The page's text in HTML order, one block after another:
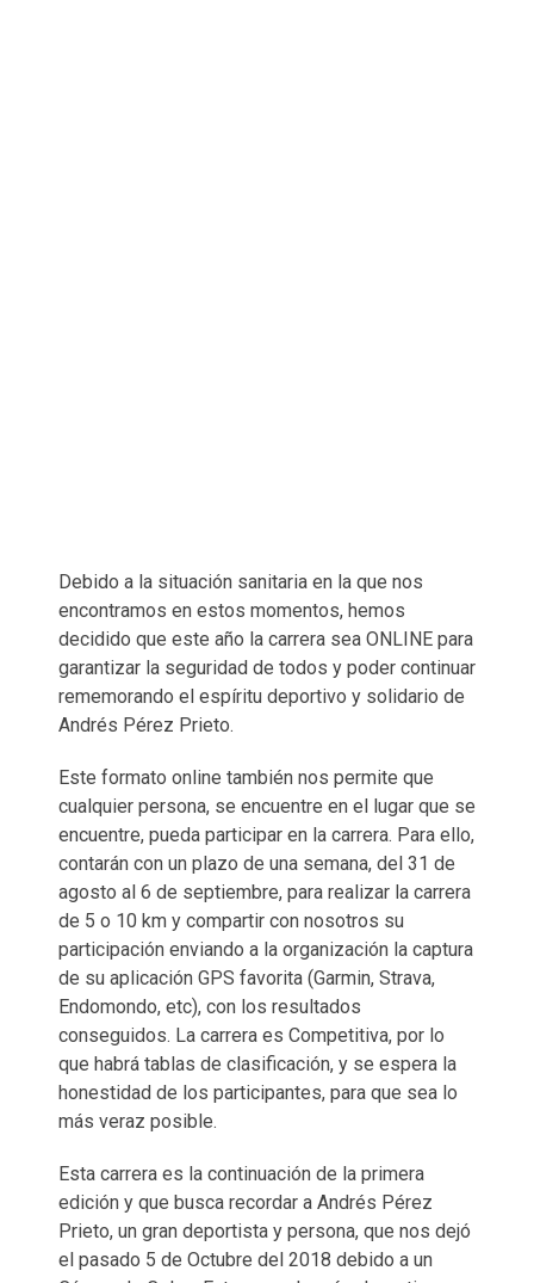
Debido a la situación sanitaria en la que nos
encontramos en estos momentos, hemos
decidido que este año la carrera sea ONLINE para
garantizar la seguridad de todos y poder continuar
rememorando el espíritu deportivo y solidario de
Andrés Pérez Prieto.
Este formato online también nos permite que
cualquier persona, se encuentre en el lugar que se
encuentre, pueda participar en la carrera. Para ello,
contarán con un plazo de una semana, del 31 de
agosto al 6 de septiembre, para realizar la carrera
de 5 o 10 km y compartir con nosotros su
participación enviando a la organización la captura
de su aplicación GPS favorita (Garmin, Strava,
Endomondo, etc), con los resultados
conseguidos. La carrera es Competitiva, por lo
que habrá tablas de clasificación, y se espera la
honestidad de los participantes, para que sea lo
más veraz posible.
Esta carrera es la continuación de la primera
edición y que busca recordar a Andrés Pérez
Prieto, un gran deportista y persona, que nos dejó
el pasado 5 de Octubre del 2018 debido a un